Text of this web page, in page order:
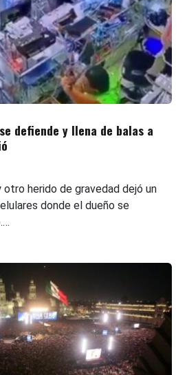
defiende y llena de balas a
herido de gravedad dejó un
donde el dueño se